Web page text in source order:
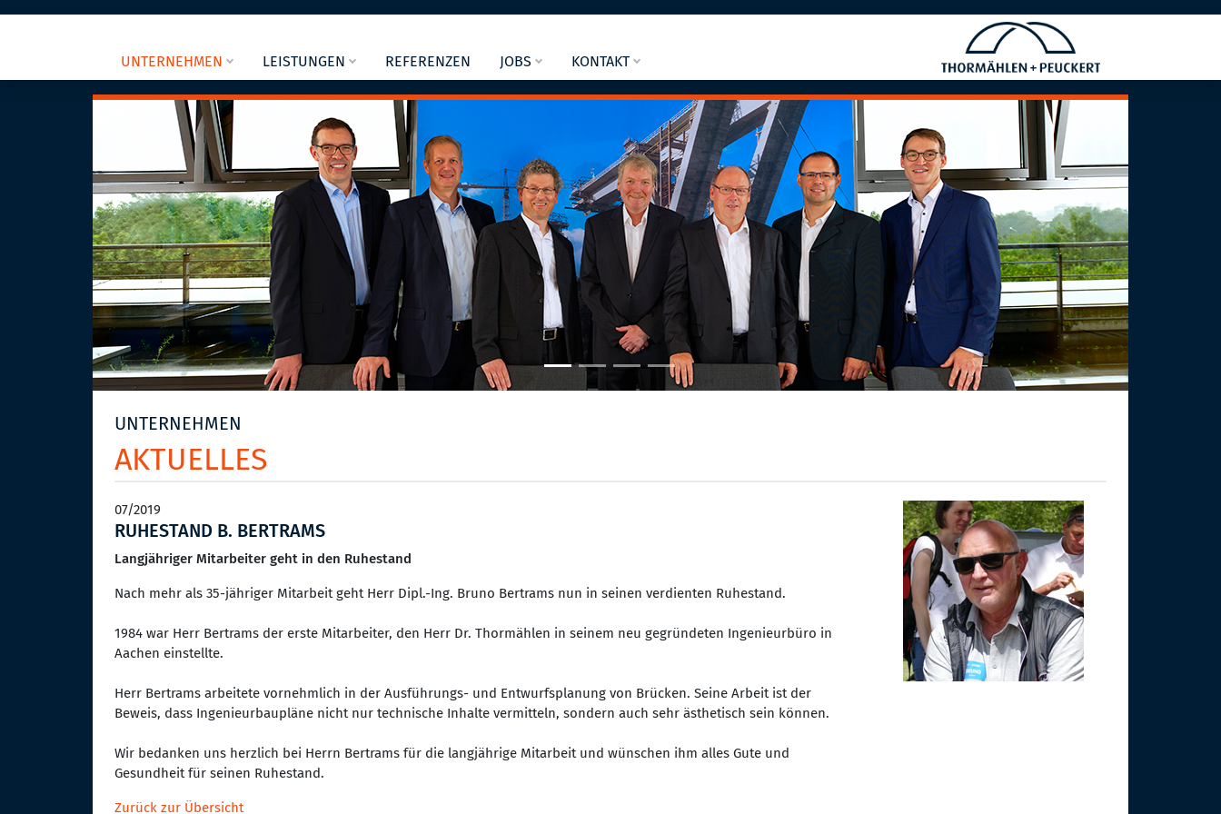
UNTERNEHMEN LEISTUNGEN REFERENZEN JOBS KONTAKT
UNTERNEHMEN
AKTUELLES
07/2019
RUHESTAND B. BERTRAMS
Langjähriger Mitarbeiter geht in den Ruhestand
Nach mehr als 35-jähriger Mitarbeit geht Herr Dipl.-Ing. Bruno Bertrams nun in seinen verdienten Ruhestand.
1984 war Herr Bertrams der erste Mitarbeiter, den Herr Dr. Thormählen in seinem neu gegründeten Ingenieurbüro in
Aachen einstellte.
Herr Bertrams arbeitete vornehmlich in der Ausführungs- und Entwurfsplanung von Brücken. Seine Arbeit ist der
Beweis, dass Ingenieurbaupläne nicht nur technische Inhalte vermitteln, sondern auch sehr ästhetisch sein können.
Wir bedanken uns herzlich bei Herrn Bertrams für die langjährige Mitarbeit und wünschen ihm alles Gute und
Gesundheit für seinen Ruhestand.
Zurück zur Übersicht